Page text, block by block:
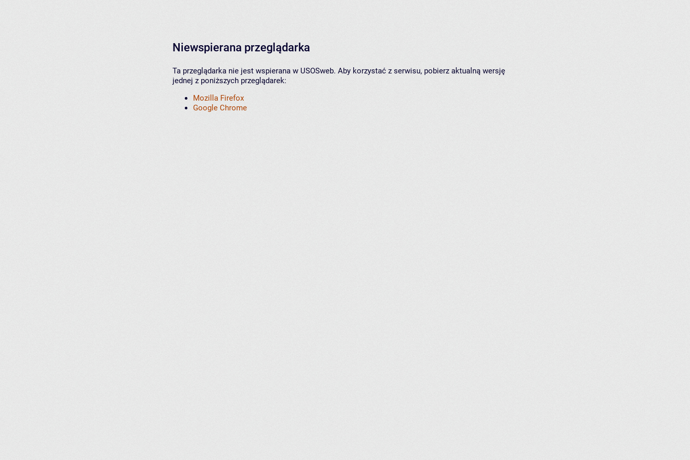
Niewspierana przeglądarka
Ta przeglądarka nie jest wspierana w USOSweb. Aby korzystać z serwisu, pobierz aktualną wersję
jednej z poniższych przeglądarek:
Mozilla Firefox
Google Chrome